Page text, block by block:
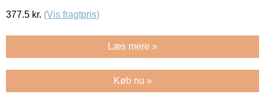
377.5 kr. (Vis fragtpris)
Læs mere »
Køb nu »